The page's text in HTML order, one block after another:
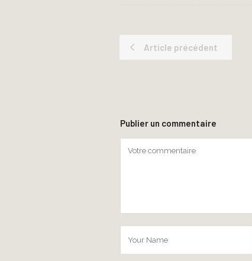
Article précédent
Publier un commentaire